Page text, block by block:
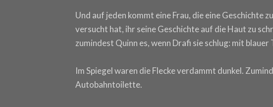
Und auf jeden kommt eine Frau, die eine Geschichte
versucht hat, ihr seine Geschichte auf die Haut zu
zumindest Quinn es, wenn Drafi sie schlug: mit blauer
Im Spiegel waren die Flecke verdammt dunkel.
Autobahntoilette.